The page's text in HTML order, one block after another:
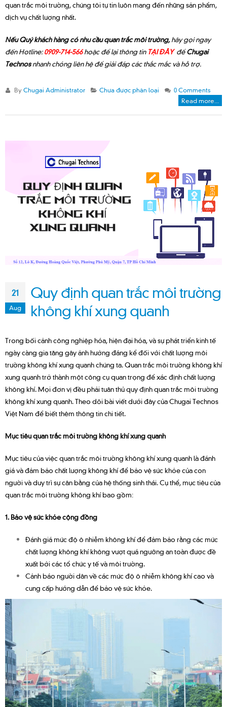
quan trắc môi trường, chúng tôi tự tin luôn mang đến những sản phẩm,
dịch vụ chất lượng nhất.
Nếu Quý khách hàng có nhu cầu quan trắc môi trường,hãy gọi ngay
đến Hotline:0909-714-566hoặc để lại thông tin TẠI ĐÂY đểChugai
Technosnhanh chóng liên hệ để giải đáp các thắc mắc và hỗ trợ.
ByChugai Administrator Chưa được phân loại 0 Comments
Read more...
21
Aug
Quy định quan trắc môi trường
không khí xung quanh
Trong bối cảnh công nghiệp hóa, hiện đại hóa, và sự phát triển kinh tế
ngày càng gia tăng gây ảnh hưởng đáng kể đối với chất lượng môi
trường không khí xung quanh chúng ta. Quan trắc môi trường không khí
xung quanh trở thành một công cụ quan trọng để xác định chất lượng
không khí. Mọi đơn vị đều phải tuân thủ quy định quan trắc môi trường
không khí xung quanh. Theo dõi bài viết dưới đây của Chugai Technos
Việt Nam để biết thêm thông tin chi tiết.
Mục tiêu quan trắc môi trường không khí xung quanh
Mục tiêu của việc quan trắc môi trường không khí xung quanh là đánh
giá và đảm bảo chất lượng không khí để bảo vệ sức khỏe của con
người và duy trì sự cân bằng của hệ thống sinh thái. Cụ thể, mục tiêu của
quan trắc môi trường không khí bao gồm:
1. Bảo vệ sức khỏe cộng đồng
Đánh giá mức độ ô nhiễm không khí để đảm bảo rằng các mức
chất lượng không khí không vượt quá ngưỡng an toàn được đề
xuất bởi các tổ chức y tế và môi trường.
Cảnh báo người dân về các mức độ ô nhiễm không khí cao và
cung cấp hướng dẫn để bảo vệ sức khỏe.